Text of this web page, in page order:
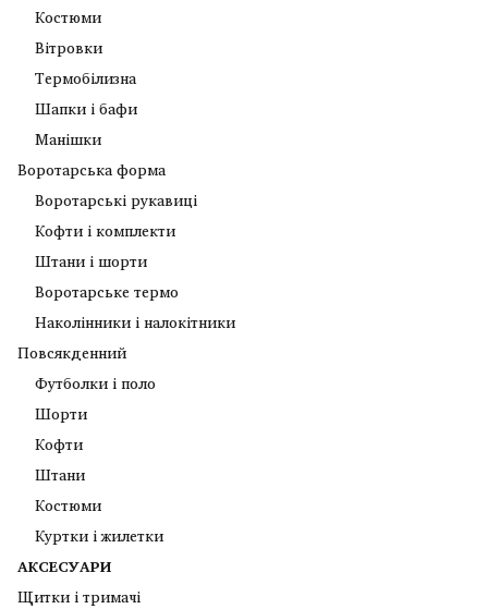
Костюми
Вітровки
Термобілизна
Шапки і бафи
Манішки
Воротарська форма
Воротарські рукавиці
Кофти і комплекти
Штани і шорти
Воротарське термо
Наколінники і налокітники
Повсякденний
Футболки і поло
Шорти
Кофти
Штани
Костюми
Куртки і жилетки
АКСЕСУАРИ
Щитки і тримачі